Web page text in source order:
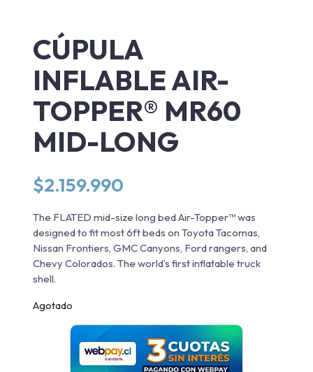
CÚPULA
INFLABLE AIR-
TOPPER® MR60
MID-LONG
$2.159.990
The FLATED mid-size long bed Air-Topper™ was
designed to fit most 6ft beds on Toyota Tacomas,
Nissan Frontiers, GMC Canyons, Ford rangers, and
Chevy Colorados. The world’s first inflatable truck
shell.
Agotado